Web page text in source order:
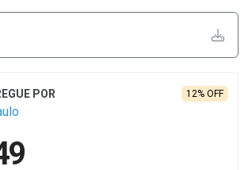
12% OFF